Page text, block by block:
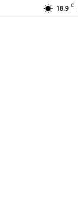
18.9 C